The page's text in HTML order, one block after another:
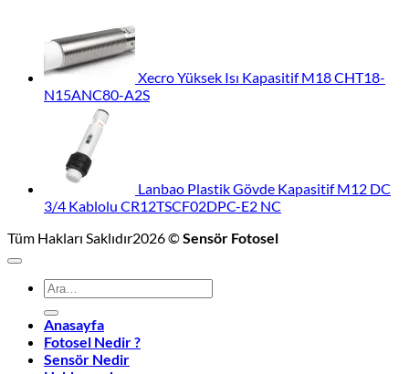
Xecro Yüksek Isı Kapasitif M18 CHT18-
N15ANC80-A2S
Lanbao Plastik Gövde Kapasitif M12 DC
3/4 Kablolu CR12TSCF02DPC-E2 NC
Tüm Hakları Saklıdır2026 ©Sensör Fotosel
Ara:
Anasayfa
Fotosel Nedir ?
Sensör Nedir